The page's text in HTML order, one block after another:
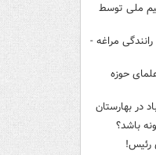
ملی توسط
مراغه -
حوزه
در بهارستان
باشد؟
رئیس!